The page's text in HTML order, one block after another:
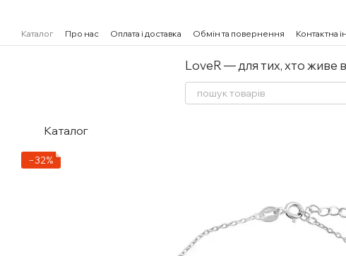
Каталог Про нас Оплата і доставка Обмін та повернення Контактна
LoveR — для тих, хто живе
Каталог
−32%